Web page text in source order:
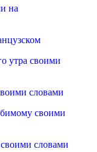
словами
словами